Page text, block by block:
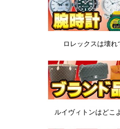
ロレックスは壊れ
ルイヴィトンはどこ